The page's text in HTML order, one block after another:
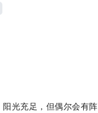
光充足，但偶尔会有